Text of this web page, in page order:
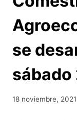
se
sábado
18 noviembre, 2021